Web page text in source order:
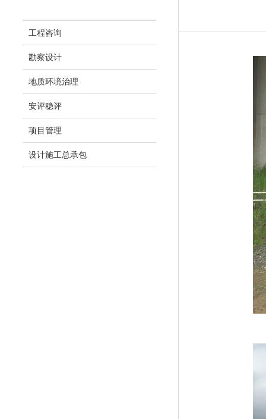
工程咨询
勘察设计
地质环境治理
安评稳评
项目管理
设计施工总承包